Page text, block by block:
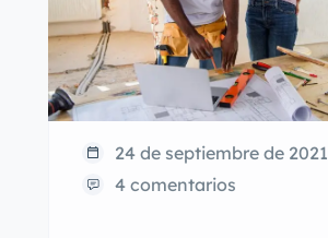
24 de septiembre de 2021
4 comentarios